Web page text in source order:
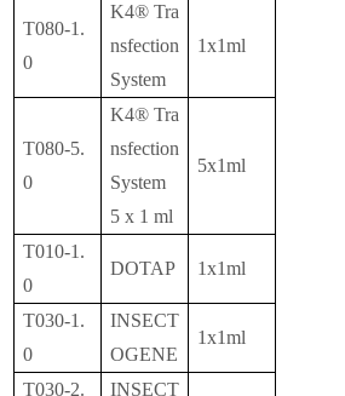
T080-1.
0
K4® Tra
nsfection
System
1x1ml
T080-5.
0
K4® Tra
nsfection
System
5 x 1 ml
5x1ml
T010-1.
0
DOTAP 1x1ml
T030-1.
0
INSECT
OGENE
1x1ml
T030-2.
INSECT